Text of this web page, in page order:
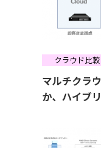
クラウド比較
マルチクラ
か、ハイブ